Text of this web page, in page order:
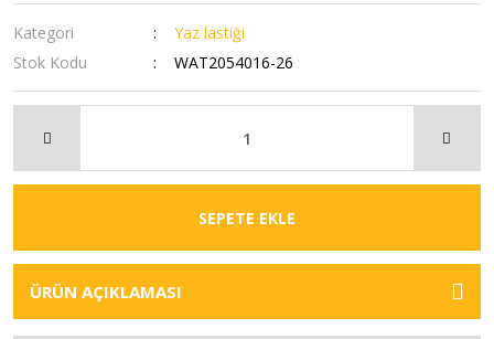
Kategori
Yaz lastiği
Stok Kodu
WAT2054016-26
SEPETE EKLE
ÜRÜN AÇIKLAMASI